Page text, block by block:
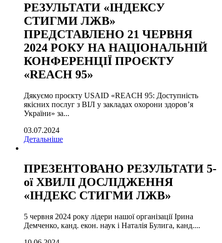
РЕЗУЛЬТАТИ «ІНДЕКСУ
СТИГМИ ЛЖВ»
ПРЕДСТАВЛЕНО 21 ЧЕРВНЯ
2024 РОКУ НА НАЦІОНАЛЬНІЙ
КОНФЕРЕНЦІЇ ПРОЄКТУ
«REACH 95»
Дякуємо проєкту USAID «REACH 95: Доступність
якісних послуг з ВІЛ у закладах охорони здоров’я
України» за...
03.07.2024
Детальніше
ПРЕЗЕНТОВАНО РЕЗУЛЬТАТИ 5-
ої ХВИЛІ ДОСЛІДЖЕННЯ
«ІНДЕКС СТИГМИ ЛЖВ»
5 червня 2024 року лідери нашої організації Ірина
Демченко, канд. екон. наук і Наталія Булига, канд....